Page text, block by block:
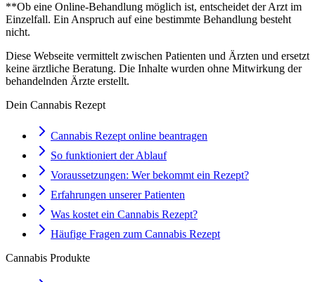
**Ob eine Online-Behandlung möglich ist, entscheidet der Arzt im
Einzelfall. Ein Anspruch auf eine bestimmte Behandlung besteht
nicht.
Diese Webseite vermittelt zwischen Patienten und Ärzten und ersetzt
keine ärztliche Beratung. Die Inhalte wurden ohne Mitwirkung der
behandelnden Ärzte erstellt.
Dein Cannabis Rezept
Cannabis Rezept online beantragen
So funktioniert der Ablauf
Voraussetzungen: Wer bekommt ein Rezept?
Erfahrungen unserer Patienten
Was kostet ein Cannabis Rezept?
Häufige Fragen zum Cannabis Rezept
Cannabis Produkte